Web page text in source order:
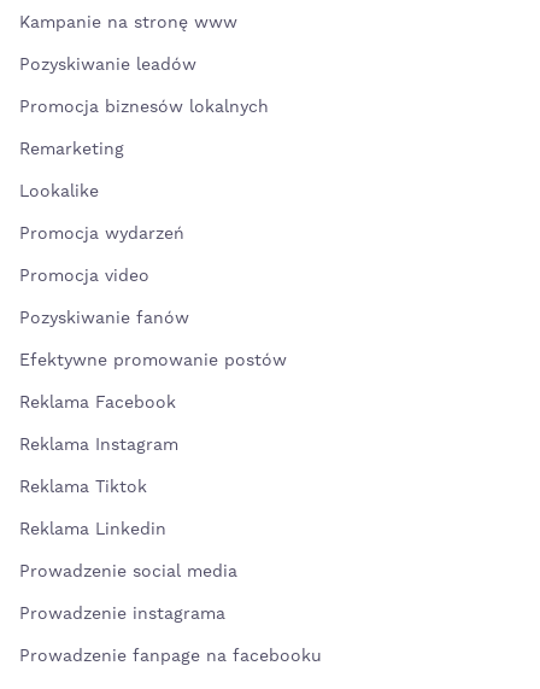
Kampanie na stronę www
Pozyskiwanie leadów
Promocja biznesów lokalnych
Remarketing
Lookalike
Promocja wydarzeń
Promocja video
Pozyskiwanie fanów
Efektywne promowanie postów
Reklama Facebook
Reklama Instagram
Reklama Tiktok
Reklama Linkedin
Prowadzenie social media
Prowadzenie instagrama
Prowadzenie fanpage na facebooku